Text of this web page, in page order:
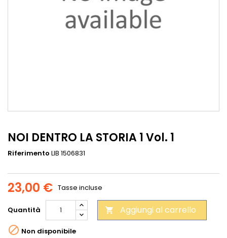
NOI DENTRO LA STORIA 1 Vol. 1
Riferimento LIB 1506831
23,00 € Tasse incluse
Quantità  Aggiungi al carrello
 Non disponibile